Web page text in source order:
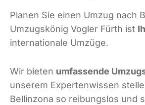
Planen Sie einen Umzug nach
Umzugskönig Vogler Fürth ist
internationale Umzüge.
Wir bieten umfassende
unserem Expertenwissen
Bellinzona so reibungslos und